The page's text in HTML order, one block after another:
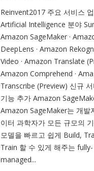
Reinvent2017 주요 서비스
Artificial Intelligence 분야
Amazon SageMaker ·
DeepLens · Amazon
Video · Amazon Translate
Amazon Comprehend ·
Transcribe (Preview) 신규
기능 추가 Amazon
Amazon SageMaker는 개발
이터 과학자가 모든 규모의
모델을 빠르고 쉽게 Build,
Train 할 수 있게 해주는 fully-
managed...